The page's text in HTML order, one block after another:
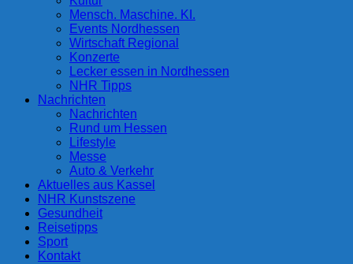
Mensch. Maschine. KI.
Events Nordhessen
Wirtschaft Regional
Konzerte
Lecker essen in Nordhessen
NHR Tipps
Nachrichten
Nachrichten
Rund um Hessen
Lifestyle
Messe
Auto & Verkehr
Aktuelles aus Kassel
NHR Kunstszene
Gesundheit
Reisetipps
Sport
Kontakt